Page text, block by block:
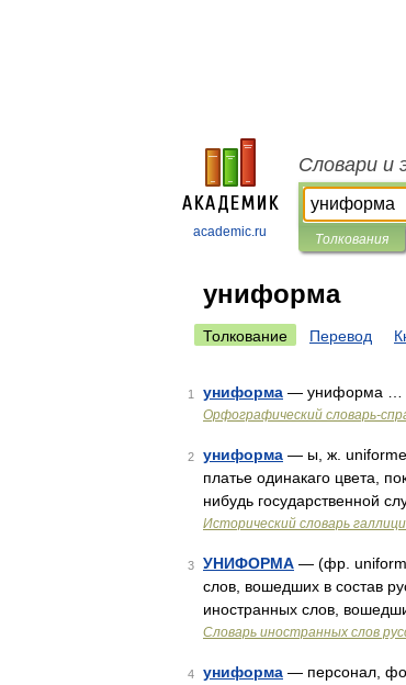
academic.ru
Словари и
Толкования
униформа
Толкование Перевод
1 униформа — униформа …
Орфографический словарь-
2 униформа — ы, ж.
платье одинакаго цвета,
нибудь государственной
Исторический словарь
3 УНИФОРМА — (фр.
слов, вошедших в состав
иностранных слов,
Словарь иностранных слов
4 униформа — персонал,